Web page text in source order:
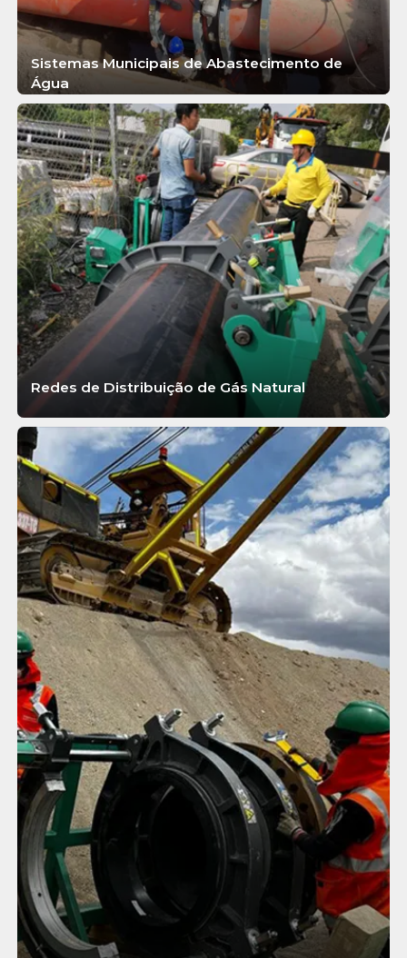
Sistemas Municipais de Abastecimento de
Água
SABER MAIS
Redes de Distribuição de Gás Natural
SABER MAIS